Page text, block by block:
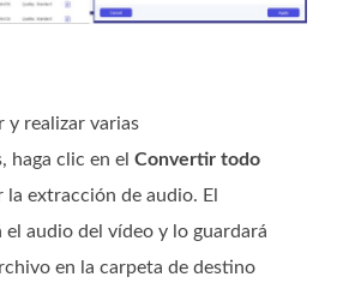
y realizar varias
haga clic en el Convertir todo
la extracción de audio. El
audio del vídeo y lo guardará
en la carpeta de destino